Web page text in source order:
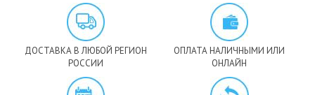
ДОСТАВКА В ЛЮБОЙ РЕГИОН
РОССИИ
ОПЛАТА НАЛИЧНЫМИ ИЛИ
ОНЛАЙН